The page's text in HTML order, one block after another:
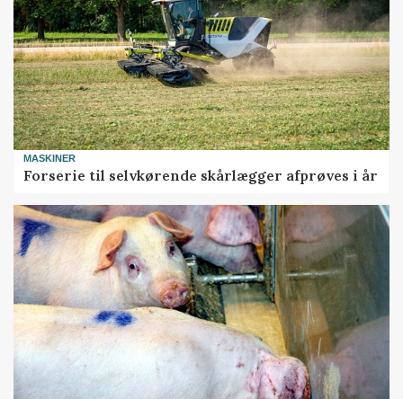
MASKINER
Forserie til selvkørende skårlægger afprøves i år